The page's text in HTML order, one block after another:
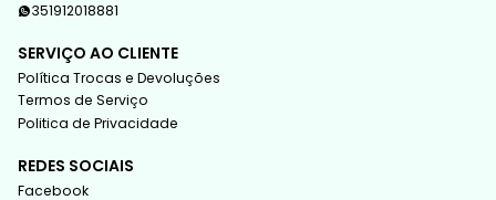
351912018881
SERVIÇO AO CLIENTE
Política Trocas e Devoluções
Termos de Serviço
Politica de Privacidade
REDES SOCIAIS
Facebook